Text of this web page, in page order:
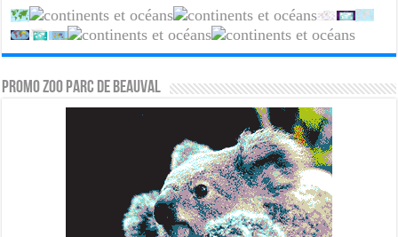
PROMO ZOO PARC DE BEAUVAL